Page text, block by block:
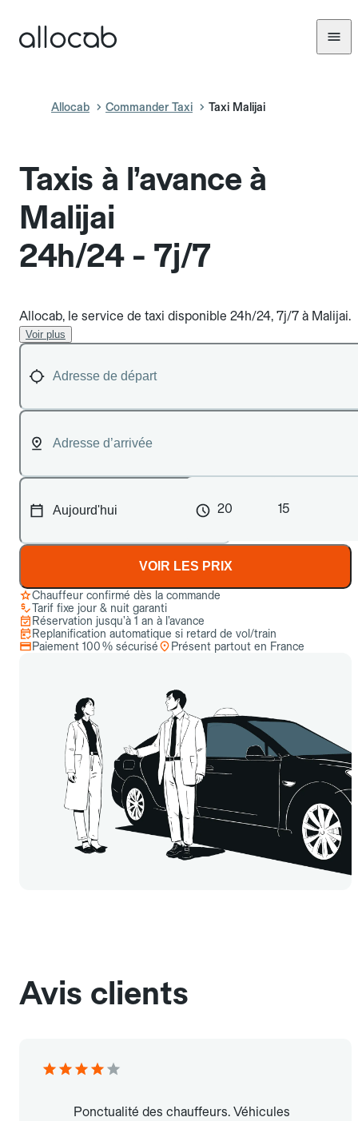
Allocab Commander Taxi Taxi Malijai
Taxis à l’avance à
Malijai
24h/24 - 7j/7
Allocab, le service de taxi disponible 24h/24, 7j/7 à Malijai.
Voir plus
20 15
VOIR LES PRIX
Chauffeur confirmé dès la commande
Tarif fixe jour & nuit garanti
Réservation jusqu’à 1 an à l’avance
Replanification automatique si retard de vol/train
Paiement 100 % sécurisé
Présent partout en France
Avis clients
Ponctualité des chauffeurs. Véhicules